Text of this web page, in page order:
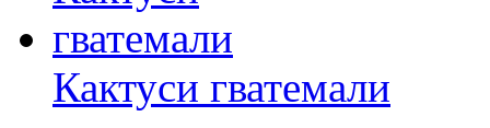
Кактуси гватемали